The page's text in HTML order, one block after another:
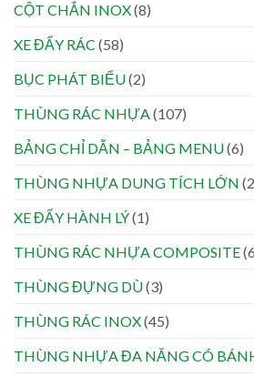
CỘT CHẮN INOX(8)
XE ĐẨY RÁC (58)
BỤC PHÁT BIỂU(2)
THÙNG RÁC NHỰA(107)
BẢNG CHỈ DẪN – BẢNG MENU(6)
THÙNG NHỰA DUNG TÍCH LỚN
XE ĐẨY HÀNH LÝ(1)
THÙNG RÁC NHỰA COMPOSITE
THÙNG ĐỰNG DÙ(3)
THÙNG RÁC INOX(45)
THÙNG NHỰA ĐA NĂNG CÓ